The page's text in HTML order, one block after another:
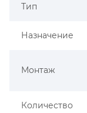
Тип
Назначение
Монтаж
Количество